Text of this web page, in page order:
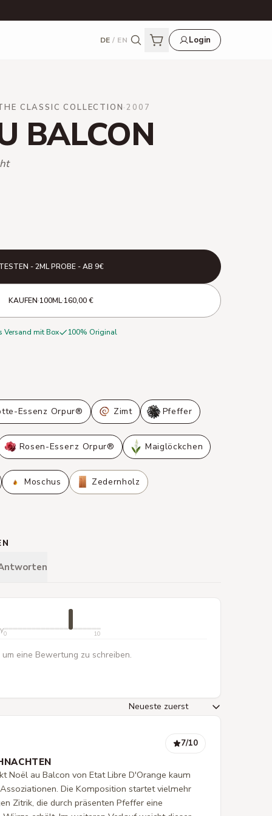
DE / EN Login
CLASSIC COLLECTION·2007
BALCON
TESTEN - 2ML PROBE - AB 9€
KAUFEN·100ML·160,00 €
Versand mit Box 100% Original
Essenz Orpur® Zimt Pfeffer
Rosen-Essenz Orpur® Maiglöckchen
Moschus Zedernholz
0 10
eine Bewertung zu schreiben.
7/10
Noël au Balcon von Etat Libre D'Orange kaum
Die Komposition startet vielmehr
Zitrik, die durch präsenten Pfeffer eine